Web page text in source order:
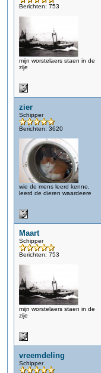
Berichten: 753
mijn worstelaers staen in de
zije
zier
Schipper
Berichten: 3620
wie de mens leerd kenne,
leerd de dieren waardeere
Maart
Schipper
Berichten: 753
mijn worstelaers staen in de
zije
vreemdeling
Schipper